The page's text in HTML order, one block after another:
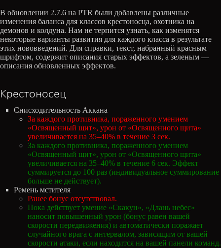
В обновлении 2.7.6 на PTR были добавлены различные
изменения баланса для классов крестоносца, охотника на
демонов и колдуна. Нам не терпится узнать, как изменятся
некоторые варианты развития для каждого класса в результате
этих нововведений. Для справки, текст, набранный красным
шрифтом, содержит описания старых эффектов, а зеленым —
описания обновленных эффектов.
Крестоносец
Снисходительность Аккана
За каждого противника, пораженного умением
«Освященный щит», урон от «Освященного щита»
увеличивается на 35–40% в течение 3 сек.
За каждого противника, пораженного умением
«Освященный щит», урон от «Освященного щита»
увеличивается на 35–40% в течение 6 сек. Эффект
суммируется до 100 раз (индивидуальное суммирование
больше не действует).
Ремень мстителя
Ранее бонус отсутствовал.
Пока действует умение «Скакун», «Длань небес»
наносит повышенный урон (бонус равен вашей
скорости передвижения) и автоматически поражает
случайного врага с интервалом, зависящим от вашей
скорости атаки, если находится на вашей панели команд.